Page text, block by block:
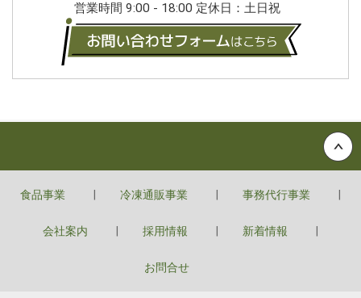
営業時間 9:00 - 18:00 定休日：土日祝
食品事業 冷凍通販事業 事務代行事業
会社案内 採用情報 新着情報
お問合せ